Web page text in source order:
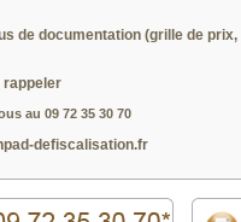
de documentation (grille de
rappeler
au 09 72 35 30 70
defiscalisation.fr